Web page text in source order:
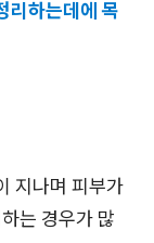
리하는데에 목
지나며 피부가
는 경우가 많